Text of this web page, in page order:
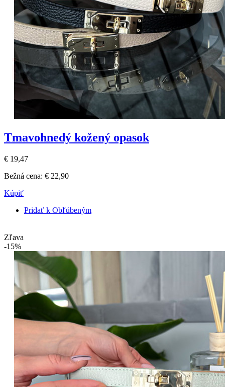
Tmavohnedý kožený opasok
€ 19,47
Bežná cena: € 22,90
Kúpiť
Pridať k Obľúbeným
Zľava
-15%